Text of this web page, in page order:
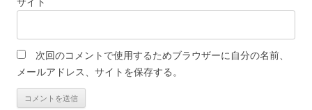
次回のコメントで使用するためブラウザーに自分の名前、
メールアドレス、サイトを保存する。